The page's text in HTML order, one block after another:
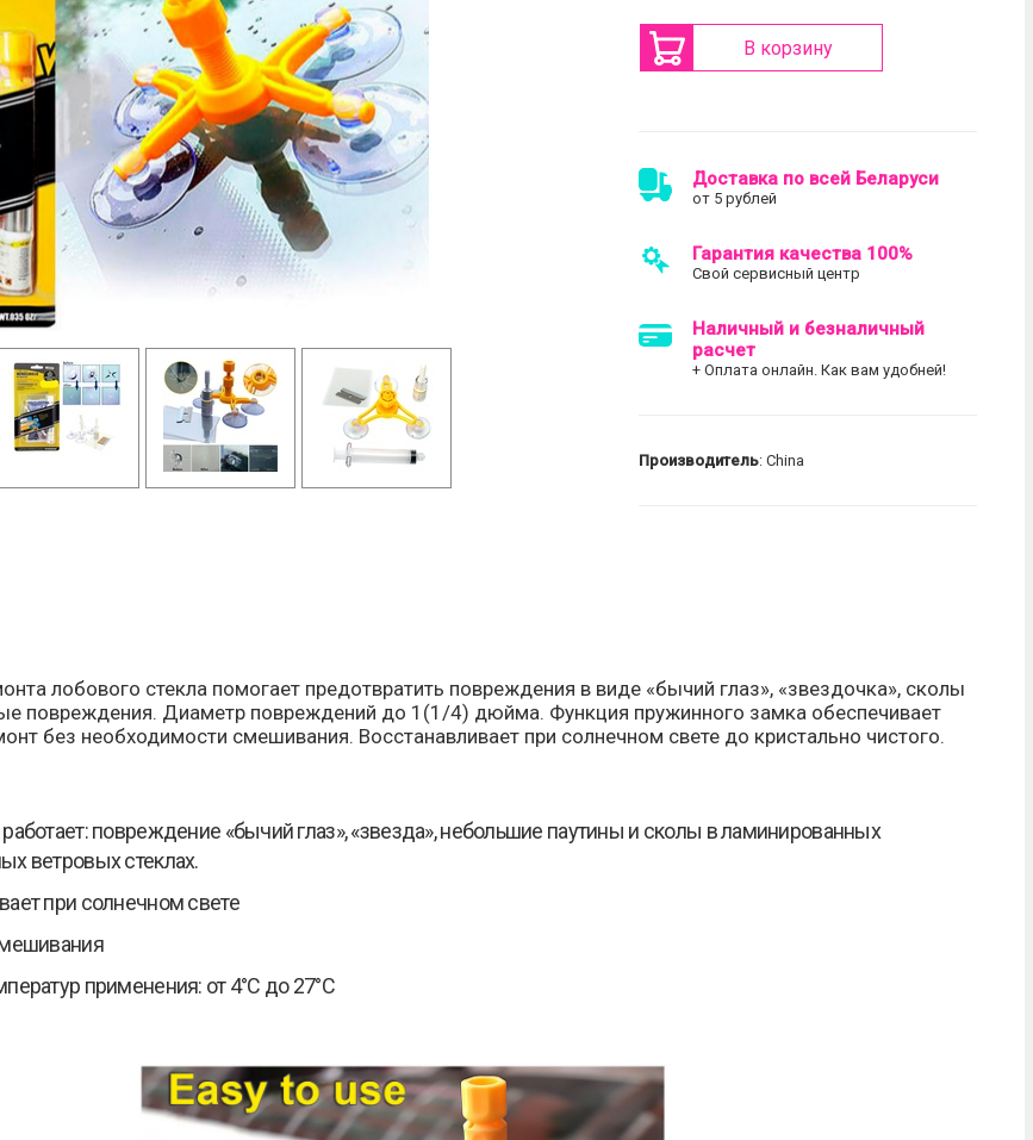
В корзину
Доставка по всей Беларуси
от 5 рублей
Гарантия качества 100%
Свой сервисный центр
Наличный и безналичный
расчет
+ Оплата онлайн. Как вам удобней!
Производитель: China
лобового стекла помогает предотвратить повреждения в виде «бычий глаз», «звездочка», сколы
повреждения. Диаметр повреждений до 1(1/4) дюйма. Функция пружинного замка обеспечивает
без необходимости смешивания. Восстанавливает при солнечном свете до кристально чистого.
повреждение «бычий глаз», «звезда», небольшие паутины и сколы в ламинированных
ветровых стеклах.
при солнечном свете
применения: от 4°С до 27°С